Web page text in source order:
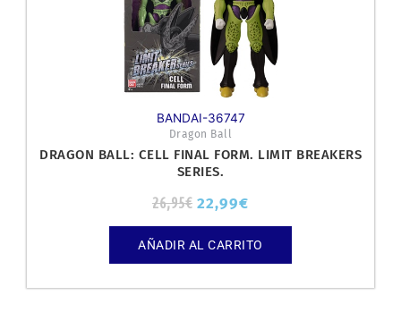
BANDAI-36747
Dragon Ball
DRAGON BALL: CELL FINAL FORM. LIMIT BREAKERS
SERIES.
26,95€ 22,99€
AÑADIR AL CARRITO